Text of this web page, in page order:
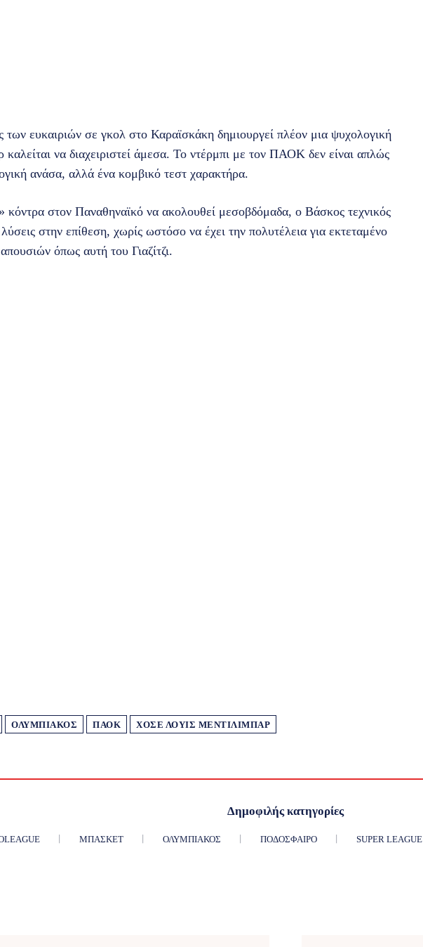
ευκαιριών σε γκολ στο Καραϊσκάκη δημιουργεί πλέον μια ψυχολογική
να διαχειριστεί άμεσα. Το ντέρμπι με τον ΠΑΟΚ δεν είναι απλώς
ανάσα, αλλά ένα κομβικό τεστ χαρακτήρα.
κόντρα στον Παναθηναϊκό να ακολουθεί μεσοβδόμαδα, ο Βάσκος τεχνικός
λύσεις στην επίθεση, χωρίς ωστόσο να έχει την πολυτέλεια για εκτεταμένο
όπως αυτή του Γιαζίτζι.
ΟΛΥΜΠΙΑΚΌΣ ΠΑΟΚ ΧΟΣΈ ΛΟΥΊΣ ΜΕΝΤΙΛΊΜΠΑΡ
Δημοφιλής κατηγορίες
ΜΠΆΣΚΕΤ ΟΛΥΜΠΙΑΚΌΣ ΠΟΔΌΣΦΑΙΡΟ SUPER LEAGUE